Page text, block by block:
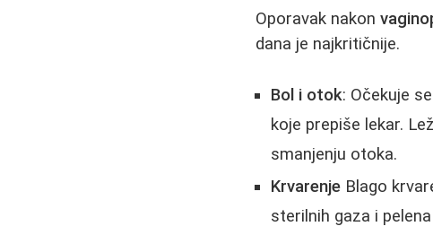
Oporavak nakon
dana je najkritičnije.
Bol i otok: Očekuje
koje prepiše lekar.
smanjenju otoka.
Krvarenje Blago
sterilnih gaza i